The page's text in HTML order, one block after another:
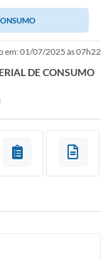
em: 01/07/2025 às 07h22
DE CONSUMO